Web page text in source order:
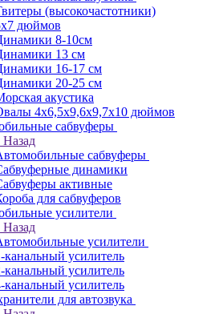
(высокочастотники)
дюймов
8-10см
13 см
16-17 см
20-25 см
акустика
4х6,5х9,6x9,7х10 дюймов
сабвуферы
Назад
сабвуферы
динамики
активные
для сабвуферов
усилители
Назад
усилители
канальный усилитель
канальный усилитель
канальный усилитель
для автозвука